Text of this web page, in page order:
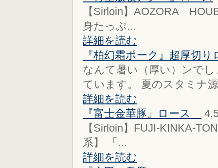
【Sirloin】AOZORA
身たっぷ...
詳細を読む
『柏幻霜ポーク』超厚切り
なんて暑い（厚い）ンで
ています。 夏のスタミナ
詳細を読む
『富士金華豚』ロース
【Sirloin】FUJI-KINKA-
系】 「...
詳細を読む